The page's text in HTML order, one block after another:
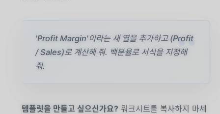
'Profit Margin'이라는 새 열을 추가하고 (Profit
/ Sales)로 계산해 줘. 백분율로 서식을 지정해
줘.
템플릿을 만들고 싶으신가요? 워크시트를 복사하지 마세